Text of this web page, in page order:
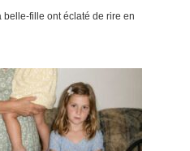
belle-fille ont éclaté de rire en